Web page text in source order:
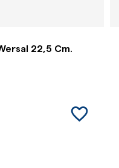
22,5 Cm.
favorite_border